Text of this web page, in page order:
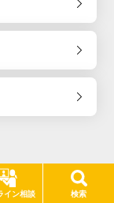
イン相談 検索
Co., Ltd.